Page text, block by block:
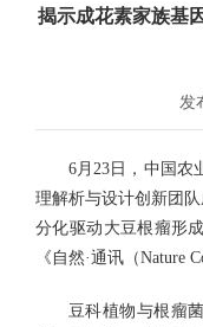
揭示成花素家族基
发
6月23日，中国农
理解析与设计创新团
分化驱动大豆根瘤形
《自然·通讯（Nature
豆科植物与根瘤